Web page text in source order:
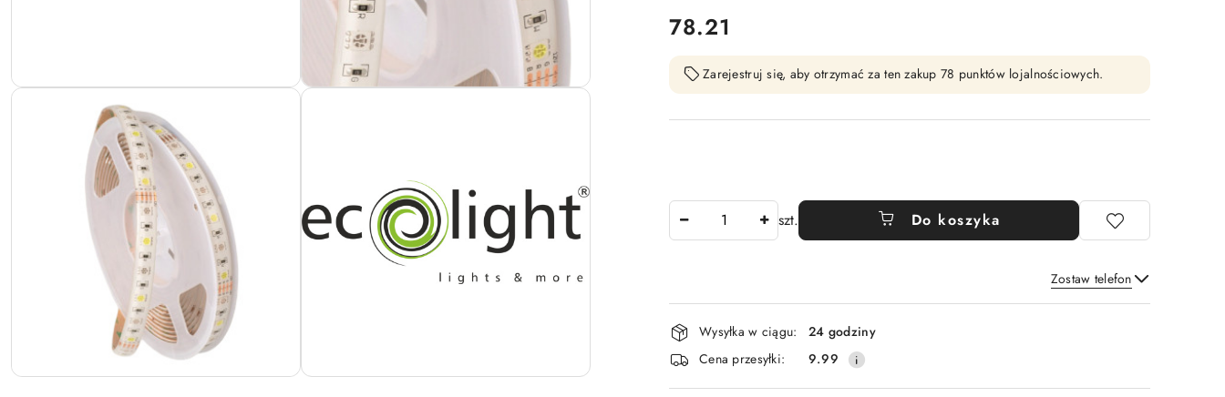
cena:
78.21
Zarejestruj się, aby otrzymać za ten zakup 78 punktów lojalnościowych.
szt. Do koszyka
Zostaw telefon
Wyślij
Dostępność
i
dostawa
Wysyłka w ciągu:
24 godziny
Cena przesyłki:
9.99